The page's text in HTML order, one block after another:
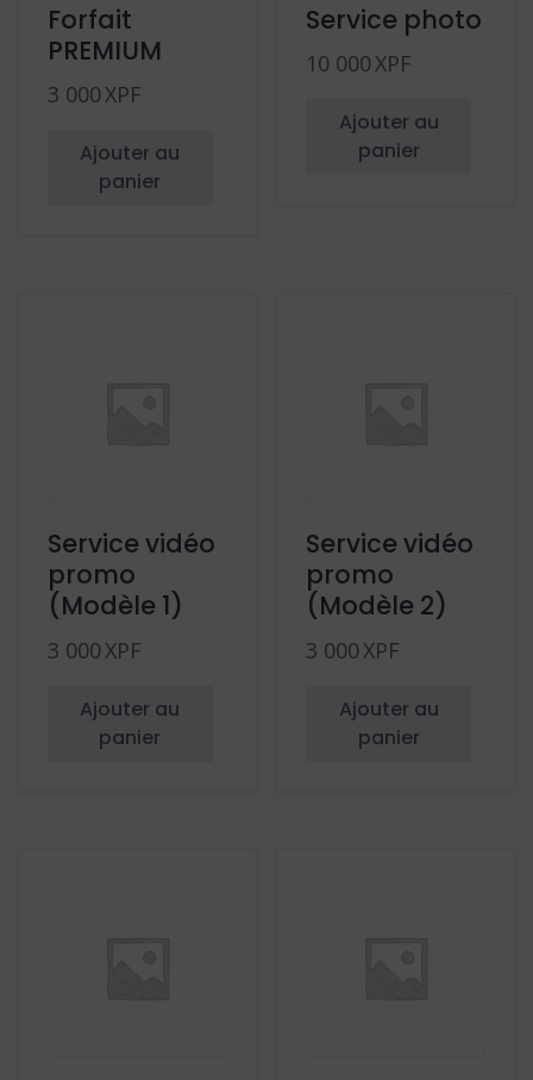
Forfait
PREMIUM
3 000XPF
Ajouter au
panier
Service photo
10 000XPF
Ajouter au
panier
Service vidéo
promo
(Modèle 1)
3 000 XPF
Ajouter au
panier
Service vidéo
promo
(Modèle 2)
3 000 XPF
Ajouter au
panier